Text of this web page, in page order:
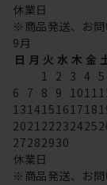
休業日
※商品発送、お問
9月
日 月 火 水 木 金
1 2 3 4 5
6 7 8 9 1011
131415161718
202122232425
27282930
休業日
※商品発送、お問